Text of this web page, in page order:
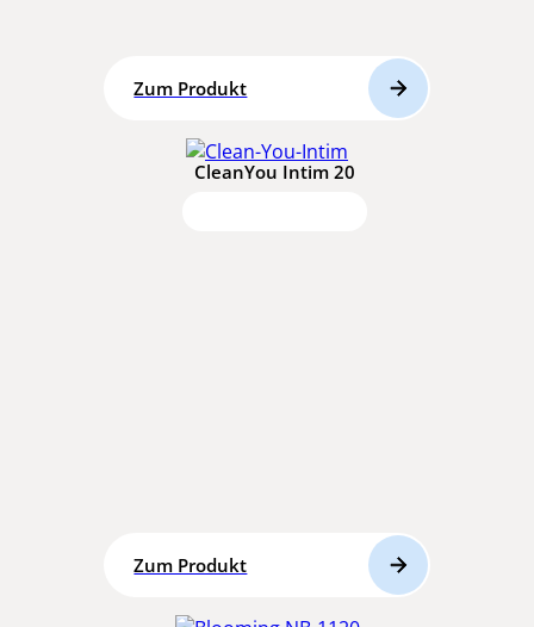
Zum Produkt
CleanYou Intim 20
Zum Produkt